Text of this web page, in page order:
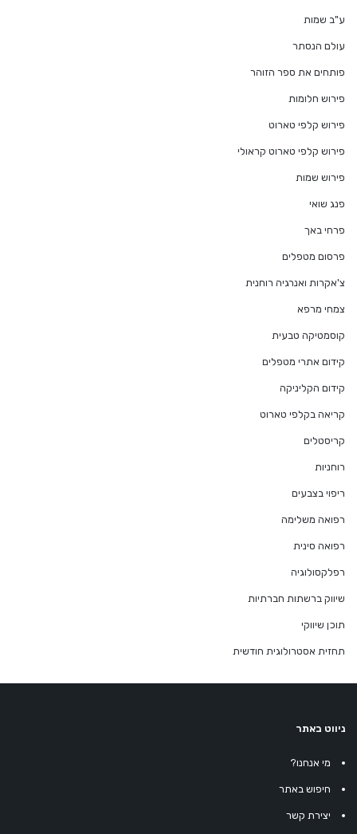
ע"ב שמות
עולם הנסתר
פותחים את ספר הזוהר
פירוש חלומות
פירוש קלפי טארוט
פירוש קלפי טארוט קראולי
פירוש שמות
פנג שואי
פרחי באך
פרסום מטפלים
צ'אקרות ואנרגיה רוחנית
צמחי מרפא
קוסמטיקה טבעית
קידום אתרי מטפלים
קידום הקליניקה
קריאה בקלפי טארוט
קריסטלים
רוחניות
ריפוי בצבעים
רפואה משלימה
רפואה סינית
רפלקסולוגיה
שיווק ברשתות חברתיות
תוכן שיווקי
תחזית אסטרולוגית חודשית
ניווט באתר
מי אנחנו?
חיפוש באתר
יצירת קשר